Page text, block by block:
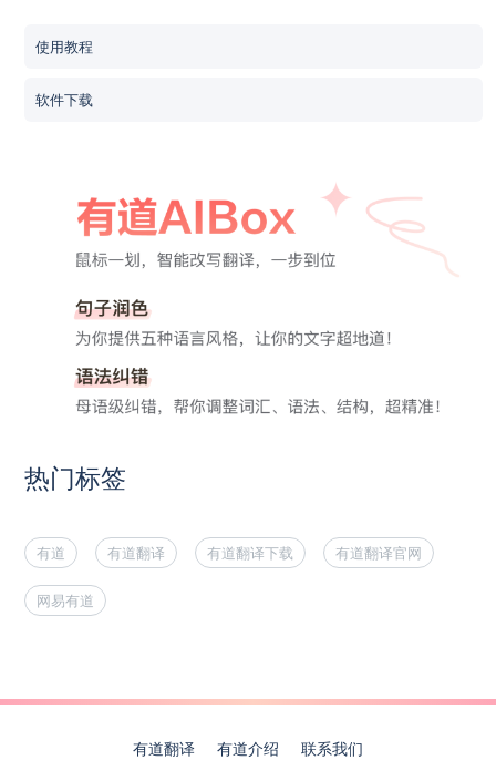
使用教程
软件下载
热门标签
有道 有道翻译 有道翻译下载 有道翻译官网
网易有道
有道翻译 有道介绍 联系我们